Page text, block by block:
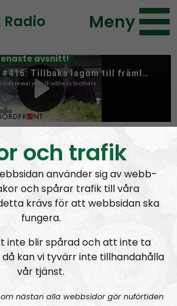
avsnitt!
Radio Meny
och trafik
använder sig av webb-
och spårar trafik till våra
krävs för att webbsidan ska
fungera.
inte blir spårad och att inte ta
kan vi tyvärr inte tillhandahålla
vår tjänst.
nästan alla webbsidor gör nuförtiden